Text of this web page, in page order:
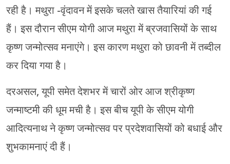
रही है। मथुरा -वृंदावन में इसके चलते खास तैयारियां की गई
हैं। इस दौरान सीएम योगी आज मथुरा में ब्रजवासियों के साथ
कृष्‍ण जन्‍मोत्‍सव मनाएंगे। इस कारण मथुरा को छावनी में तब्‍दील
कर दिया गया है।
दरअसल, यूपी समेत देशभर में चारों ओर आज श्रीकृष्‍ण
जन्‍माष्‍टमी की धूम मची है। इस बीच यूपी के सीएम योगी
आदित्‍यनाथ ने कृष्‍ण जन्‍मोत्‍सव पर प्रदेशवासियों को बधाई और
शुभकामनाएं दी हैं।